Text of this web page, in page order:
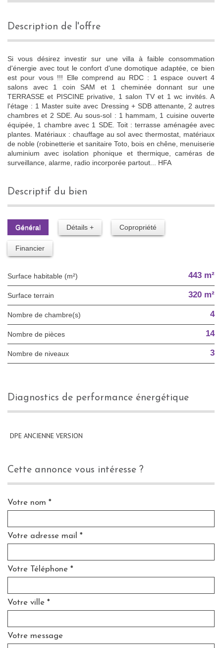
description de l'offre
Si vous désirez investir sur une villa à faible consommation
d'énergie avec tout le confort d'une domotique adaptée, ce bien
est pour vous !!! Elle comprend au RDC : 1 espace ouvert 4
salons avec 1 coin SAM et 1 cheminée donnant sur une
TERRASSE et PISCINE privative, 1 salon TV et 1 wc invités. A
l'étage : 1 Master suite avec Dressing + SDB attenante, 2 autres
chambres et 2 SDE. Au sous-sol : 1 hammam, 1 cuisine ouverte
équipée, 1 chambre avec 1 SDE. Toit : terrasse aménagée avec
plantes. Matériaux : chauffage au sol avec thermostat, matériaux
de noble (robinetterie et sanitaire Toto, bois en chêne, menuiserie
aluminium avec isolation phonique et thermique, caméras de
surveillance, alarme, radio incorporée partout... HFA
descriptif du bien
Général Détails + Copropriété
Financier
Surface habitable (m²) 443 m²
surface terrain 320 m²
Nombre de chambre(s) 4
Nombre de pièces 14
Nombre de niveaux 3
diagnostics de performance énergétique
DPE ANCIENNE VERSION
cette annonce vous intéresse ?
Votre nom *
Votre adresse mail *
Votre Téléphone *
Votre ville *
Votre message